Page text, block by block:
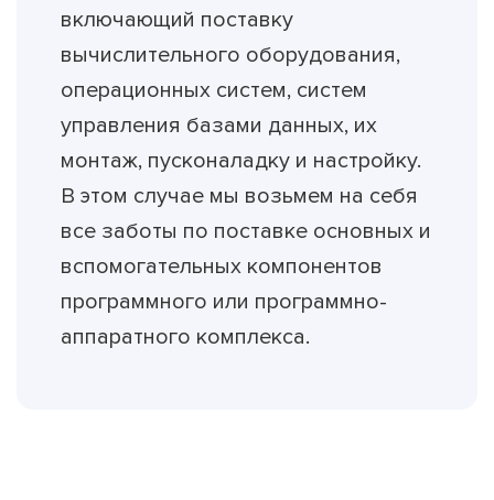
включающий поставку
вычислительного оборудования,
операционных систем, систем
управления базами данных, их
монтаж, пусконаладку и настройку.
В этом случае мы возьмем на себя
все заботы по поставке основных и
вспомогательных компонентов
программного или программно-
аппаратного комплекса.